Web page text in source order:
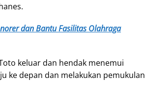
dan Bantu Fasilitas Olahraga
keluar dan hendak menemui
ke depan dan melakukan pemukulan